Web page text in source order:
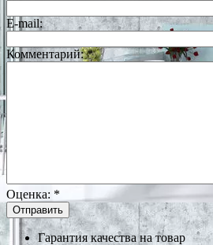
E-mail:
Комментарий:*
Оценка: *
Гарантия качества на товар